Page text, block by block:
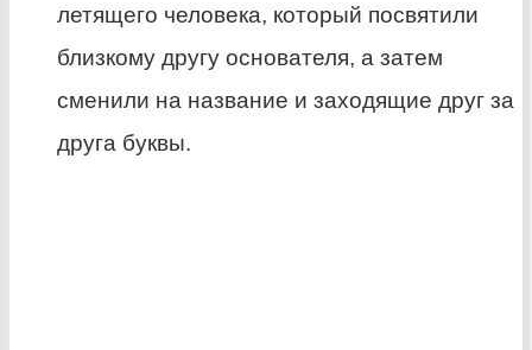
летящего человека, который посвятили
близкому другу основателя, а затем
сменили на название и заходящие друг за
друга буквы.